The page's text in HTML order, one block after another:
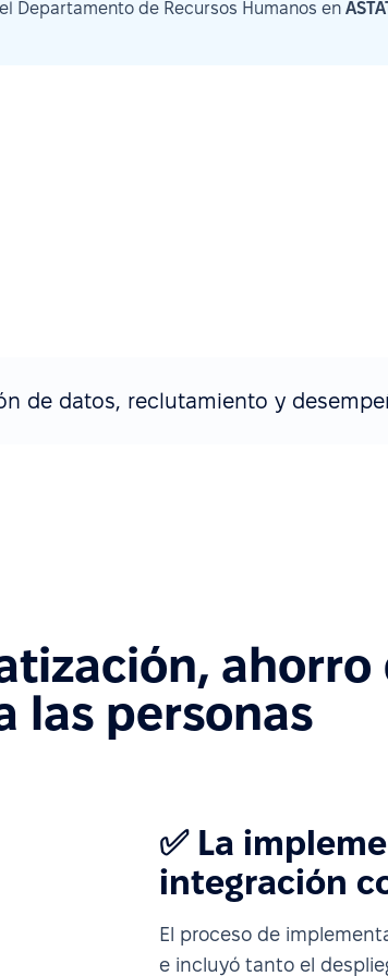
Departamento de Recursos Humanos en
de datos, reclutamiento y
las personas
✅ La
integración
El proceso de
e incluyó tanto el